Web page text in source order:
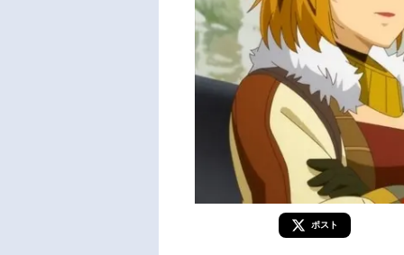
ポスト